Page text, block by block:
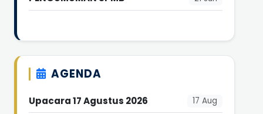
AGENDA
Upacara 17 Agustus 2026 17 Aug